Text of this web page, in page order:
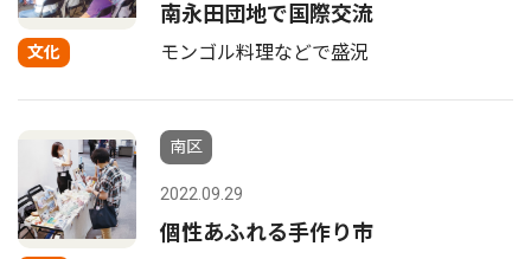
文化
南永田団地で国際交流
モンゴル料理などで盛況
南区
2022.09.29
個性あふれる手作り市